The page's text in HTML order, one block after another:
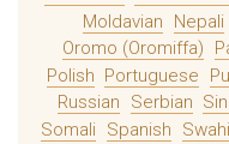
Moldavian
Nepali
Oromo (Oromiffa)
Polish Portuguese
Russian
Serbian
Somali
Spanish